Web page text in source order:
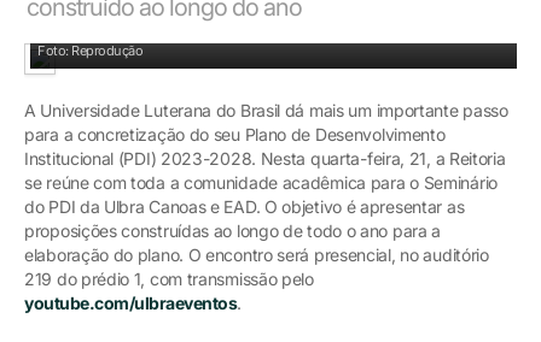
construído ao longo do ano
Foto: Reprodução
A Universidade Luterana do Brasil dá mais um importante passo
para a concretização do seu Plano de Desenvolvimento
Institucional (PDI) 2023-2028. Nesta quarta-feira, 21, a Reitoria
se reúne com toda a comunidade acadêmica para o Seminário
do PDI da Ulbra Canoas e EAD. O objetivo é apresentar as
proposições construídas ao longo de todo o ano para a
elaboração do plano. O encontro será presencial, no auditório
219 do prédio 1, com transmissão pelo
youtube.com/ulbraeventos.